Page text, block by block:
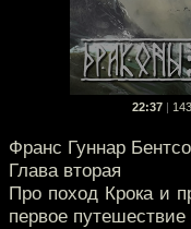
22:37
Франс Гуннар
Глава вторая
Про поход Крока и
первое путешествие